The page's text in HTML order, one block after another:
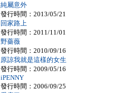
純屬意外
發行時間：2013/05/21
回家路上
發行時間：2011/11/01
野薔薇
發行時間：2010/09/16
原諒我就是這樣的女生
發行時間：2009/05/16
iPENNY
發行時間：2006/09/25